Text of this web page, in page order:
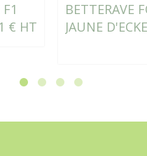
€ HT
BETTERAVE
JAUNE